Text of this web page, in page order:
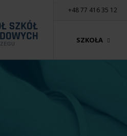
+48 77 416 35 12
SZKOŁA